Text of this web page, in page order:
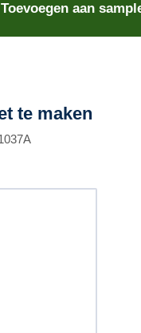
Toevoegen aan
te maken